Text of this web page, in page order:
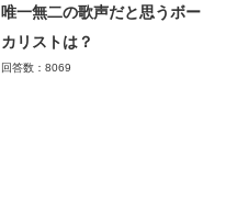
唯一無二の歌声だと思うボー
カリストは？
回答数：8069